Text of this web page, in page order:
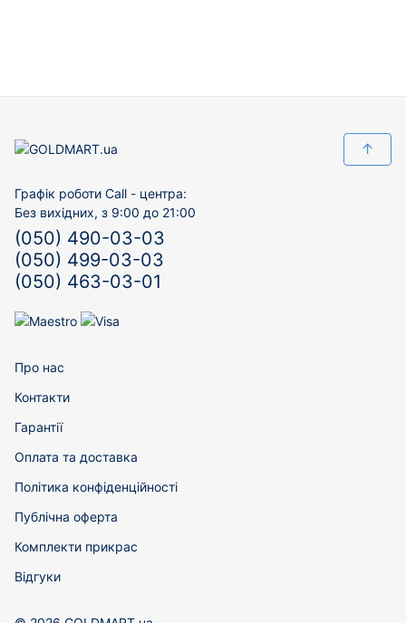
↑
Графік роботи Call - центра:
Без вихідних, з 9:00 до 21:00
(050) 490-03-03
(050) 499-03-03
(050) 463-03-01
Про нас
Контакти
Гарантії
Оплата та доставка
Політика конфіденційності
Публічна оферта
Комплекти прикрас
Відгуки